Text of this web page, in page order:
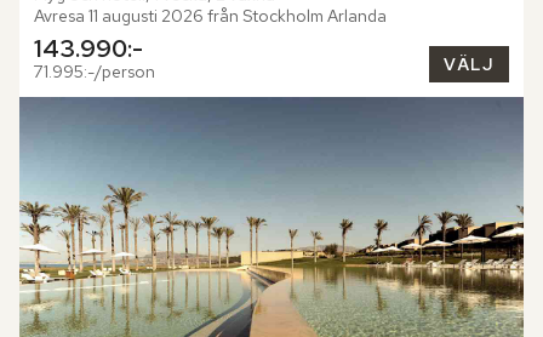
Avresa 11 augusti 2026 från Stockholm Arlanda
143.990:-
71.995:-/person VÄLJ